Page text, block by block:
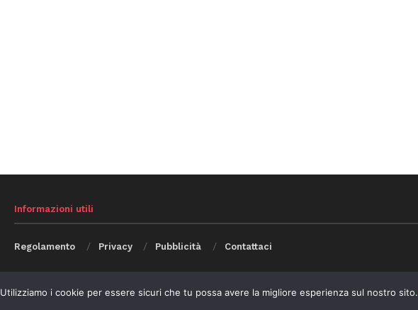
Informazioni utili
Regolamento Privacy Pubblicità Contattaci
Utilizziamo i cookie per essere sicuri che tu possa avere la migliore esperienza sul nostro sito.